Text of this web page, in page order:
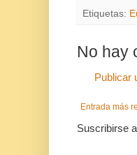
Etiquetas:
No hay
Publicar
Entrada más
Suscribirse